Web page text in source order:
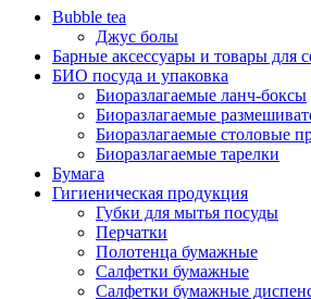
Bubble tea
Джус болы
Барные аксессуары и товары для
БИО посуда и упаковка
Биоразлагаемые ланч-боксы
Биоразлагаемые
Биоразлагаемые столовые
Биоразлагаемые тарелки
Бумага
Гигиеническая продукция
Губки для мытья посуды
Перчатки
Полотенца бумажные
Салфетки бумажные
Салфетки бумажные